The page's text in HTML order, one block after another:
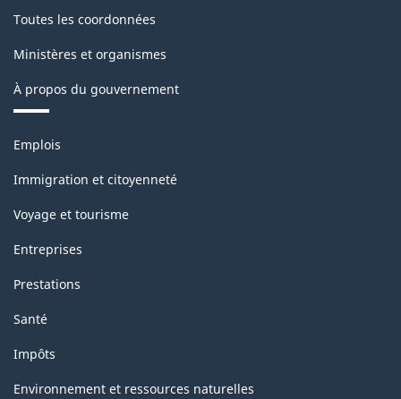
Toutes les coordonnées
Ministères et organismes
À propos du gouvernement
Thèmes
sujets
Emplois
Immigration et citoyenneté
Voyage et tourisme
Entreprises
Prestations
Santé
Impôts
Environnement et ressources naturelles